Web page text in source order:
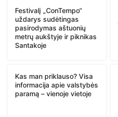
Festivalį „ConTempo“
uždarys sudėtingas
pasirodymas aštuonių
metrų aukštyje ir piknikas
Santakoje
Kas man priklauso? Visa
informacija apie valstybės
paramą – vienoje vietoje